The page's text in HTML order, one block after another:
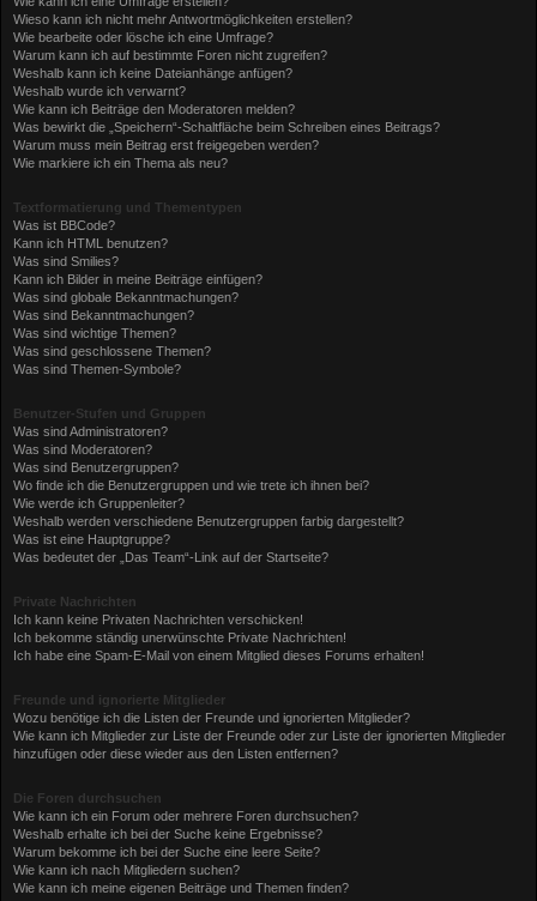
Wieso kann ich nicht mehr Antwortmöglichkeiten erstellen?
Wie bearbeite oder lösche ich eine Umfrage?
Warum kann ich auf bestimmte Foren nicht zugreifen?
Weshalb kann ich keine Dateianhänge anfügen?
Weshalb wurde ich verwarnt?
Wie kann ich Beiträge den Moderatoren melden?
Was bewirkt die „Speichern“-Schaltfläche beim Schreiben eines Beitrags?
Warum muss mein Beitrag erst freigegeben werden?
Wie markiere ich ein Thema als neu?
Textformatierung und Thementypen
Was ist BBCode?
Kann ich HTML benutzen?
Was sind Smilies?
Kann ich Bilder in meine Beiträge einfügen?
Was sind globale Bekanntmachungen?
Was sind Bekanntmachungen?
Was sind wichtige Themen?
Was sind geschlossene Themen?
Was sind Themen-Symbole?
Benutzer-Stufen und Gruppen
Was sind Administratoren?
Was sind Moderatoren?
Was sind Benutzergruppen?
Wo finde ich die Benutzergruppen und wie trete ich ihnen bei?
Wie werde ich Gruppenleiter?
Weshalb werden verschiedene Benutzergruppen farbig dargestellt?
Was ist eine Hauptgruppe?
Was bedeutet der „Das Team“-Link auf der Startseite?
Private Nachrichten
Ich kann keine Privaten Nachrichten verschicken!
Ich bekomme ständig unerwünschte Private Nachrichten!
Ich habe eine Spam-E-Mail von einem Mitglied dieses Forums erhalten!
Freunde und ignorierte Mitglieder
Wozu benötige ich die Listen der Freunde und ignorierten Mitglieder?
Wie kann ich Mitglieder zur Liste der Freunde oder zur Liste der ignorierten Mitglieder
hinzufügen oder diese wieder aus den Listen entfernen?
Die Foren durchsuchen
Wie kann ich ein Forum oder mehrere Foren durchsuchen?
Weshalb erhalte ich bei der Suche keine Ergebnisse?
Warum bekomme ich bei der Suche eine leere Seite?
Wie kann ich nach Mitgliedern suchen?
Wie kann ich meine eigenen Beiträge und Themen finden?